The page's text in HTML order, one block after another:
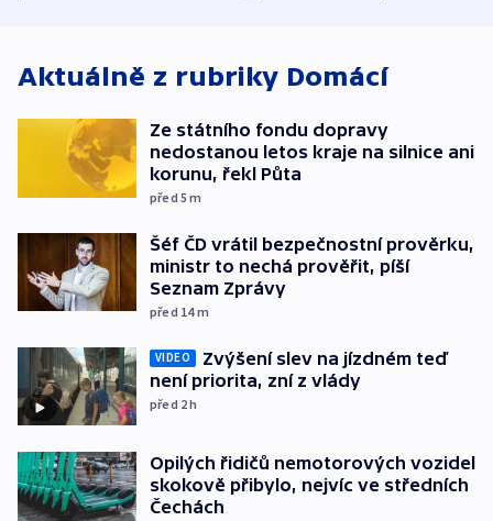
Aktuálně z rubriky Domácí
Ze státního fondu dopravy
nedostanou letos kraje na silnice ani
korunu, řekl Půta
před 5m
Šéf ČD vrátil bezpečnostní prověrku,
ministr to nechá prověřit, píší
Seznam Zprávy
před 14m
VIDEO
Zvýšení slev na jízdném teď
není priorita, zní z vlády
před 2h
Opilých řidičů nemotorových vozidel
skokově přibylo, nejvíc ve středních
Čechách